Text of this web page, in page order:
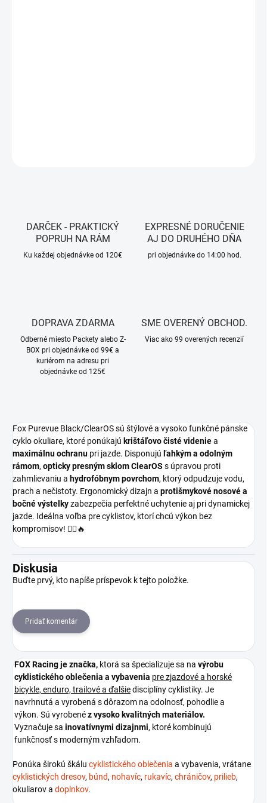
DARČEK - PRAKTICKÝ
POPRUH NA RÁM
Ku každej objednávke od 120€
EXPRESNÉ DORUČENIE
AJ DO DRUHÉHO DŇA
pri objednávke do 14:00 hod.
DOPRAVA ZDARMA
Odberné miesto Packety alebo Z-
BOX pri objednávke od 99€ a
kuriérom na adresu pri
objednávke od 125€
SME OVERENÝ OBCHOD.
Viac ako 99 overených recenzií
Fox Purevue Black/ClearOS sú štýlové a vysoko funkčné pánske
cyklo okuliare, ktoré ponúkajú krištáľovo čisté videniea
maximálnu ochranu pri jazde. Disponujú ľahkým a odolným
rámom, opticky presným sklom ClearOS s úpravou proti
zahmlievaniu a hydrofóbnym povrchom, ktorý odpudzuje vodu,
prach a nečistoty. Ergonomický dizajn a protišmykové nosové a
bočné výstelkyzabezpečia perfektné uchytenie aj pri dynamickej
jazde. Ideálna voľba pre cyklistov, ktorí chcú výkon bez
kompromisov! 🚴‍♂️🔥
Diskusia
Buďte prvý, kto napíše príspevok k tejto položke.
Pridať komentár
FOX Racing jeznačka, ktorá sa špecializuje sa na výrobu
cyklistického oblečenia a vybavenia pre zjazdové a horské
bicykle, enduro, trailové a ďalšiedisciplíny cyklistiky. Je
navrhnutá a vyrobená s dôrazom na odolnosť, pohodlie a
výkon. Sú vyrobenéz vysoko kvalitných materiálov.
Vyznačuje sa inovatívnymi dizajnmi, ktoré kombinujú
funkčnosť s moderným vzhľadom.
Ponúka širokú škálu cyklistického oblečenia a vybavenia, vrátane
cyklistických dresov, búnd, nohavíc, rukavíc, chráničov, prilieb,
okuliarov a doplnkov.